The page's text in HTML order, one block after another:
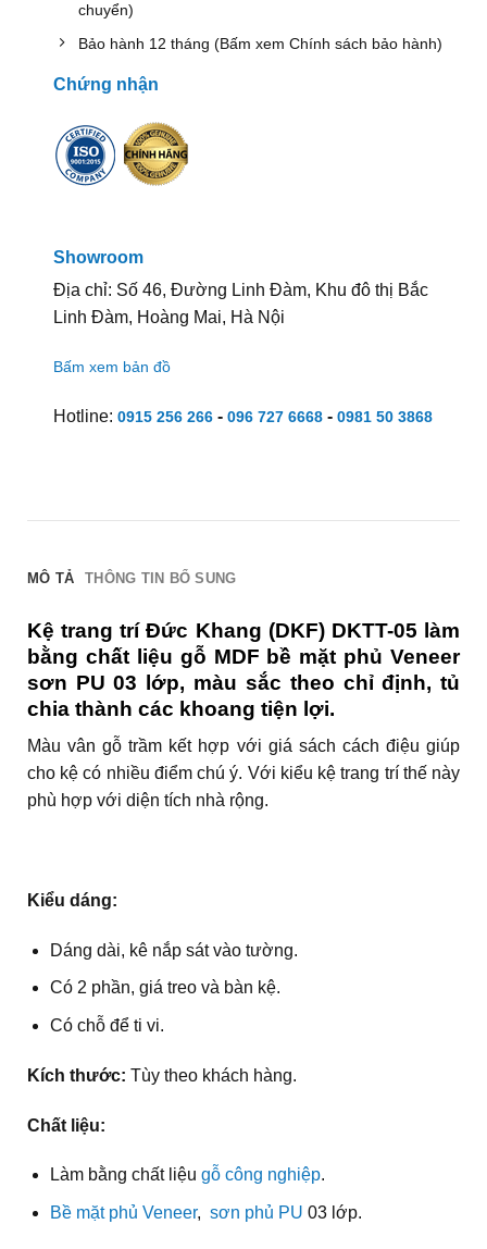
chuyển)
Bảo hành 12 tháng (Bấm xem Chính sách bảo hành)
Chứng nhận
Showroom
Địa chỉ: Số 46, Đường Linh Đàm, Khu đô thị Bắc
Linh Đàm, Hoàng Mai, Hà Nội
Bấm xem bản đồ
Hotline: 0915 256 266- 096 727 6668- 0981 50 3868
MÔ TẢ THÔNG TIN BỔ SUNG
Kệ trang trí Đức Khang (DKF) DKTT-05 làm
bằng chất liệu gỗ MDF bề mặt phủ Veneer
sơn PU 03 lớp, màu sắc theo chỉ định, tủ
chia thành các khoang tiện lợi.
Màu vân gỗ trầm kết hợp với giá sách cách điệu giúp
cho kệ có nhiều điểm chú ý. Với kiểu kệ trang trí thế này
phù hợp với diện tích nhà rộng.
Kiểu dáng:
Dáng dài, kê nắp sát vào tường.
Có 2 phần, giá treo và bàn kệ.
Có chỗ để ti vi.
Kích thước: Tùy theo khách hàng.
Chất liệu:
Làm bằng chất liệu gỗ công nghiệp.
Bề mặt phủ Veneer, sơn phủ PU 03 lớp.